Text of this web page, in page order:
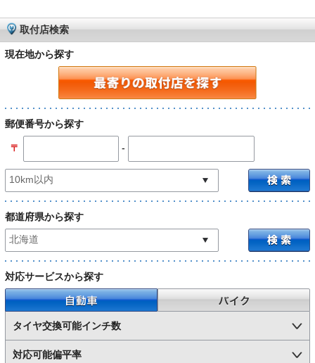
取付店検索
現在地から探す
郵便番号から探す
〒 -
都道府県から探す
対応サービスから探す
自動車
タイヤ交換可能インチ数
対応可能偏平率